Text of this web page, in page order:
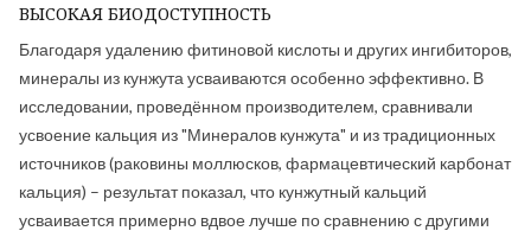
ВЫСОКАЯ БИОДОСТУПНОСТЬ
Благодаря удалению фитиновой кислоты и других ингибиторов,
минералы из кунжута усваиваются особенно эффективно. В
исследовании, проведённом производителем, сравнивали
усвоение кальция из "Минералов кунжута" и из традиционных
источников (раковины моллюсков, фармацевтический карбонат
кальция) – результат показал, что кунжутный кальций
усваивается примерно вдвое лучше по сравнению с другими